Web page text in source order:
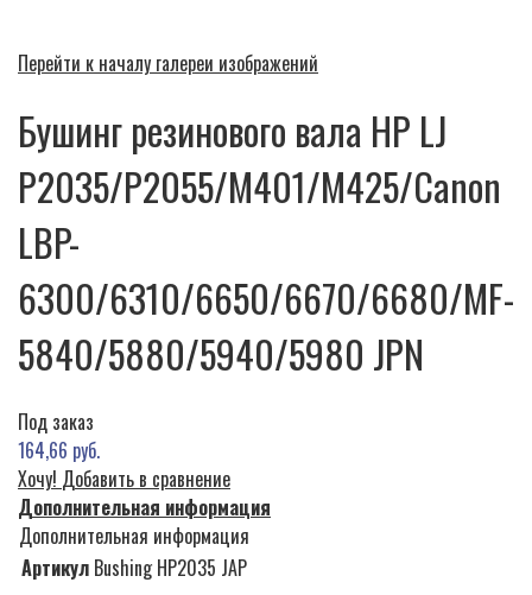
Перейти к началу галереи изображений
Бушинг резинового вала HP LJ
P2035/P2055/M401/M425/Canon
LBP-
6300/6310/6650/6670/6680/MF-
5840/5880/5940/5980 JPN
Под заказ
164,66 руб.
Хочу! Добавить в сравнение
Дополнительная информация
Дополнительная информация
Артикул Bushing HP2035 JAP